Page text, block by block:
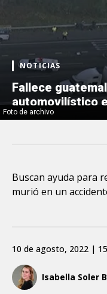
Foto de archivo
NOTICIAS
Fallece
automovilístico
Buscan ayuda para
murió en un
Isabella Soler
10 de agosto, 2022 |